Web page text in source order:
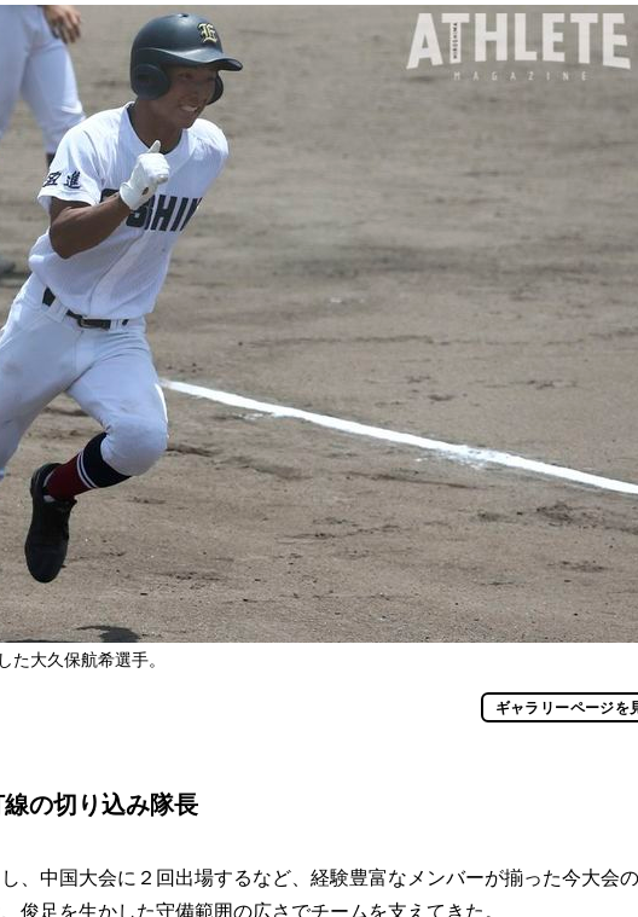
た大久保航希選手。
ギャラリーページを
の切り込み隊長
、中国大会に２回出場するなど、経験豊富なメンバーが揃った今大会
俊足を生かした守備範囲の広さでチームを支えてきた。